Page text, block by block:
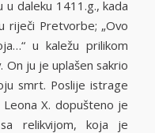
daleku 1411.g., kada
riječi Pretvorbe; „Ovo
u kaležu prilikom
ju je uplašen sakrio
smrt. Poslije istrage
X. dopušteno je
relikvijom, koja je